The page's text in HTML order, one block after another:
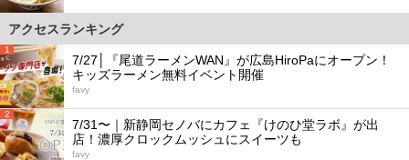
アクセスランキング
1
7/27│『尾道ラーメンWAN』が広島HiroPaにオープン！
キッズラーメン無料イベント開催
favy
2
7/31〜｜新静岡セノバにカフェ『けのひ堂ラボ』が出
店！濃厚クロックムッシュにスイーツも
favy